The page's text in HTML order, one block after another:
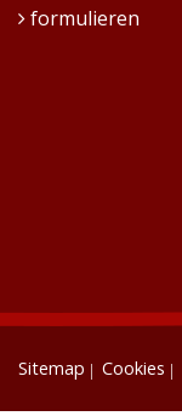
formulieren
Sitemap Cookies